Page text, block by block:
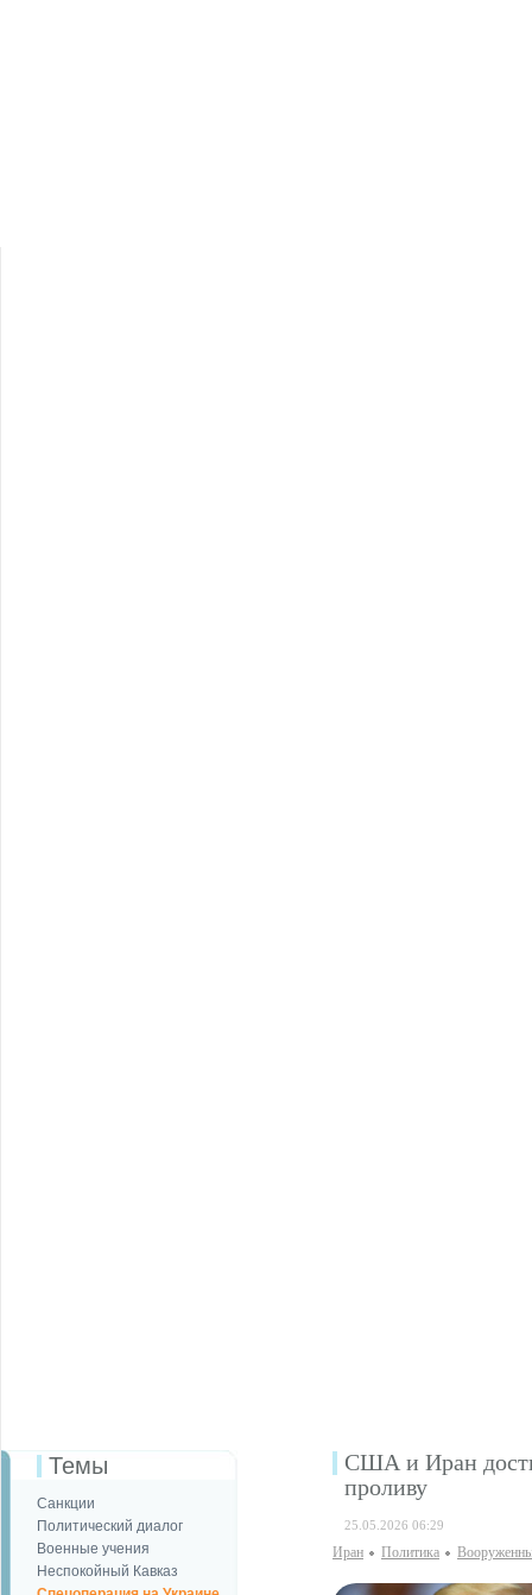
Темы
Санкции
Политический диалог
Военные учения
Неспокойный Кавказ
США и Иран
проливу
25.05.2026 06:29
Иран Политика